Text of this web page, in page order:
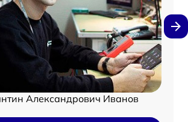
Александрович Иванов